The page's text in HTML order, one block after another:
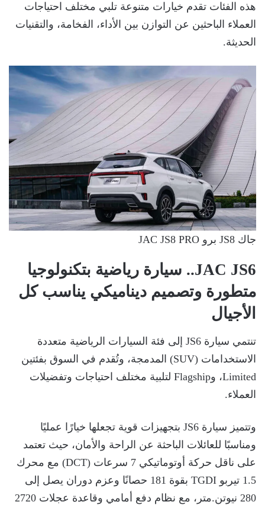
هذه الفئات تقدم خيارات متنوعة تلبي مختلف احتياجات
العملاء الباحثين عن التوازن بين الأداء، الفخامة، والتقنيات
الحديثة.
جاك JS8 برو JAC JS8 PRO
JAC JS6.. سيارة رياضية بتكنولوجيا
متطورة وتصميم ديناميكي يناسب كل
الأجيال
تنتمي سيارة JS6 إلى فئة السيارات الرياضية متعددة
الاستخدامات (SUV) المدمجة، وتُقدم في السوق بفئتين
Limited، وFlagship لتلبية مختلف احتياجات وتفضيلات
العملاء.
وتتميز سيارة JS6 بتجهيزات قوية تجعلها خيارًا عمليًا
ومناسبًا للعائلات الباحثة عن الراحة والأمان، حيث تعتمد
على ناقل حركة أوتوماتيكي 7 سرعات (DCT) مع محرك
1.5 تيربو TGDI بقوة 181 حصانًا وعزم دوران يصل إلى
280 نيوتن.متر، مع نظام دفع أمامي وقاعدة عجلات 2720